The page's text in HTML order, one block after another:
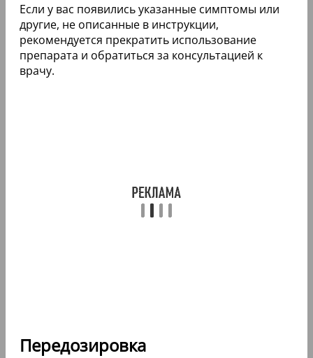
Если у вас появились указанные симптомы или
другие, не описанные в инструкции,
рекомендуется прекратить использование
препарата и обратиться за консультацией к
врачу.
Передозировка